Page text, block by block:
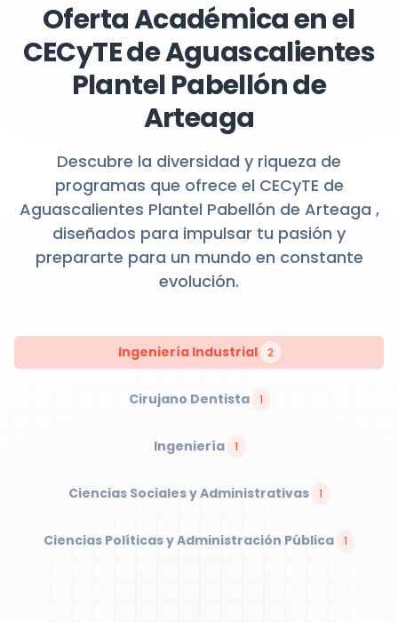
Oferta Académica en el
CECyTE de Aguascalientes
Plantel Pabellón de
Arteaga
Descubre la diversidad y riqueza de
programas que ofrece el CECyTE de
Aguascalientes Plantel Pabellón de Arteaga ,
diseñados para impulsar tu pasión y
prepararte para un mundo en constante
evolución.
Ingeniería Industrial 2
Cirujano Dentista 1
Ingeniería 1
Ciencias Sociales y Administrativas 1
Ciencias Políticas y Administración Pública 1